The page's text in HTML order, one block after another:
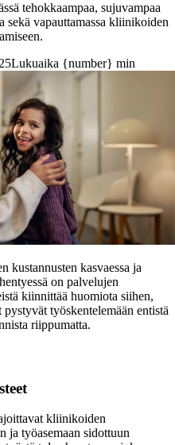
tehokkaampaa, sujuvampaa
sekä vapauttamassa kliinikoiden
Lukuaika {number} min
kustannusten kasvaessa ja
on palvelujen
kiinnittää huomiota siihen,
työskentelemään entistä
riippumatta.
kliinikoiden
ja työasemaan sidottuun